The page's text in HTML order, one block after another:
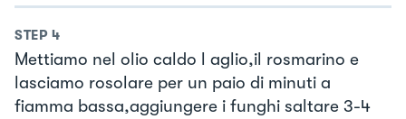
STEP 4
Mettiamo nel olio caldo l aglio,il rosmarino e
lasciamo rosolare per un paio di minuti a
fiamma bassa,aggiungere i funghi saltare 3-4